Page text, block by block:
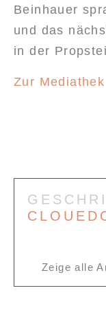
Beinhauer
und das
in der
Zur
Zeige alle